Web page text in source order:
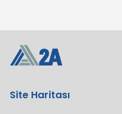
Site Haritası